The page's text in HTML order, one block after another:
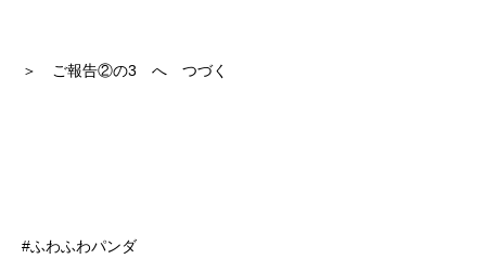
＞ ご報告②の3 へ つづく
#ふわふわパンダ